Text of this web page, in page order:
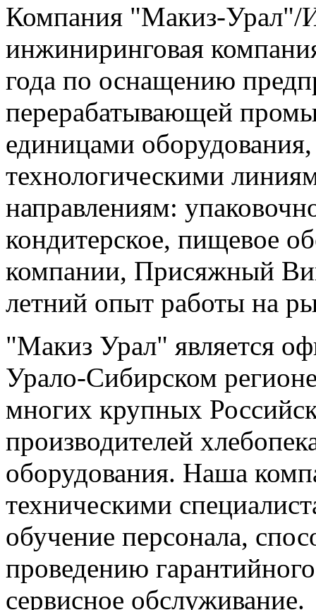
Компания "Макиз-
инжиниринговая
года по оснащению
перерабатывающей
единицами
технологическими
направлениям:
кондитерское, пищевое
компании, Присяжный
летний опыт работы на
"Макиз Урал" является
Урало-Сибирском
многих крупных
производителей
оборудования. Наша
техническими
обучение персонала,
проведению
сервисное обслуживание.